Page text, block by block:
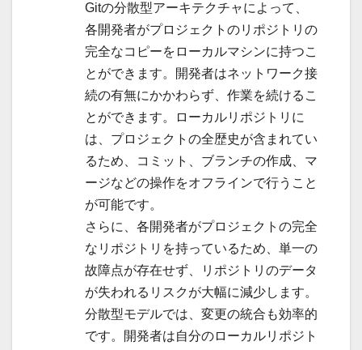
Gitの分散型アーキテクチャによって、
各開発者がプロジェクトのリポジトリの
完全なコピーをローカルマシンに持つこ
とができます。開発者はネットワーク接
続の有無にかかわらず、作業を続けるこ
とができます。ローカルリポジトリに
は、プロジェクトの全歴史が含まれてい
るため、コミット、ブランチの作成、マ
ージなどの操作をオフラインで行うこと
が可能です。
さらに、各開発者がプロジェクトの完全
なリポジトリを持っているため、単一の
故障点が存在せず、リポジトリのデータ
が失われるリスクが大幅に減少します。
分散型モデルでは、変更の統合も効率的
です。開発者は自分のローカルリポジト